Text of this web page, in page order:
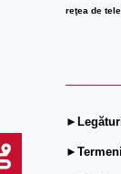
reţea de